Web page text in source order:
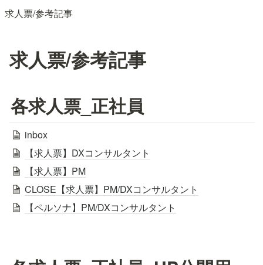
求人票/参考記事
求人票/参考記事
各求人票_正社員
inbox
【求人票】DXコンサルタント
【求人票】PM
CLOSE【求人票】PM/DXコンサルタント
【ペルソナ】PM/DXコンサルタント